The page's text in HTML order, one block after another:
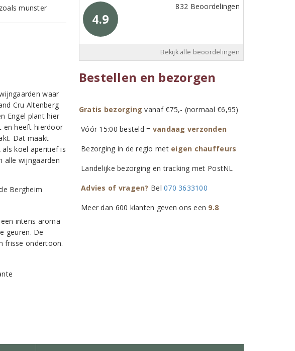
munster
waar
Cru Altenberg
Engel plant hier
en heeft hierdoor
Dat maakt
koel aperitief is
alle wijngaarden
intens aroma
geuren. De
frisse ondertoon.
4.9
832 Beoordelingen
Bekijk alle beoordelingen
Bestellen en bezorgen
Gratis bezorging vanaf €75,- (normaal €6,95)
Vóór 15:00 besteld = vandaag verzonden
Bezorging in de regio met eigen chauffeurs
Landelijke bezorging en tracking met PostNL
Advies of vragen? Bel070 3633100
Meer dan 600 klanten geven ons een 9.8